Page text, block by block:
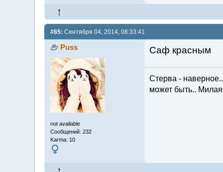
#65: Сентября 04, 2014, 08:33:41
Puss
not available
Сообщений: 232
Karma: 10
Саф красным
Стерва -
может быть..